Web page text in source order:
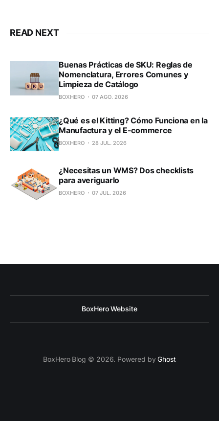
READ NEXT
Buenas Prácticas de SKU: Reglas de
Nomenclatura, Errores Comunes y
Limpieza de Catálogo
BOXHERO 07 AGO. 2026
¿Qué es el Kitting? Cómo Funciona en la
Manufactura y el E-commerce
BOXHERO 28 JUL. 2026
¿Necesitas un WMS? Dos checklists
para averiguarlo
BOXHERO 07 JUL. 2026
BoxHero Website
BoxHero Blog © 2026. Powered byGhost